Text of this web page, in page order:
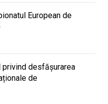
European de
privind desfășurarea
de